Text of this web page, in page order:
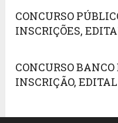
CONCURSO
INSCRIÇÕES,
CONCURSO
INSCRIÇÃO, EDITAL